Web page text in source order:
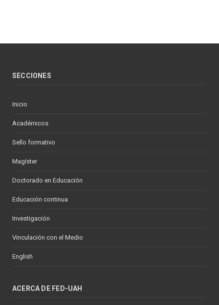
SECCIONES
Inicio
Académicos
Sello formativo
Magíster
Doctorado en Educación
Educación continua
Investigación
Vinculación con el Medio
English
ACERCA DE FED-UAH